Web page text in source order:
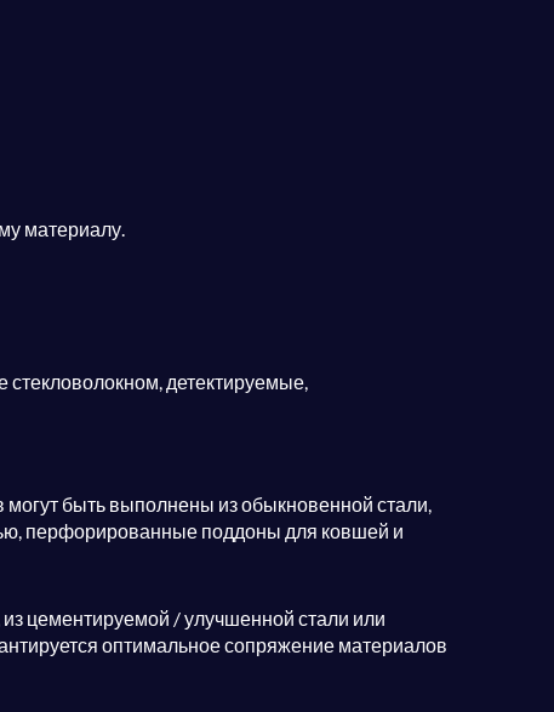
материалу.
детектируемые,
быть выполнены из обыкновенной стали,
перфорированные поддоны для ковшей и
цементируемой / улучшенной стали или
оптимальное сопряжение материалов